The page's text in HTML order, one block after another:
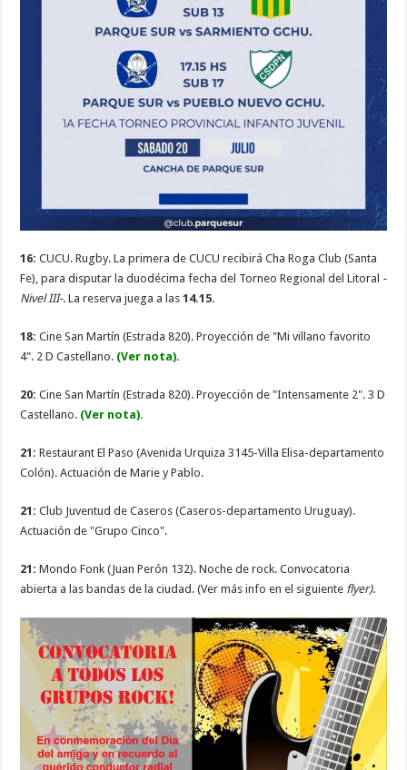
16: CUCU. Rugby. La primera de CUCU recibirá Cha Roga Club (Santa
Fe), para disputar la duodécima fecha del Torneo Regional del Litoral -
Nivel III-. La reserva juega a las14.15.
18: Cine San Martín (Estrada 820). Proyección de "Mi villano favorito
4". 2 D Castellano. (Ver nota).
20: Cine San Martín (Estrada 820). Proyección de "Intensamente 2". 3 D
Castellano. (Ver nota).
21: Restaurant El Paso (Avenida Urquiza 3145-Villa Elisa-departamento
Colón). Actuación de Marie y Pablo.
21: Club Juventud de Caseros (Caseros-departamento Uruguay).
Actuación de "Grupo Cinco".
21: Mondo Fonk (Juan Perón 132). Noche de rock. Convocatoria
abierta a las bandas de la ciudad. (Ver más info en el siguiente flyer).